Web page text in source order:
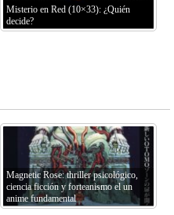
Misterio en Red (10×33): ¿Quién
decide?
Magnetic Rose: thriller psicológico,
ciencia ficción y forteanismo el un
anime fundamental